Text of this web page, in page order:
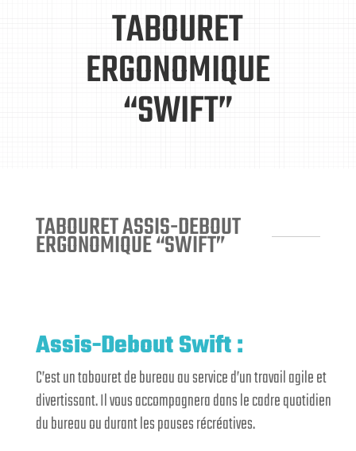
TABOURET
ERGONOMIQUE
“SWIFT”
TABOURET ASSIS-DEBOUT
ERGONOMIQUE “SWIFT”
Assis-Debout Swift :
C’est un tabouret de bureau au service d’un travail agile et
divertissant. Il vous accompagnera dans le cadre quotidien
du bureau ou durant les pauses récréatives.